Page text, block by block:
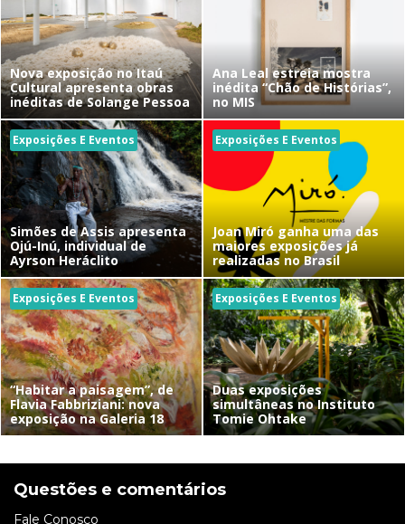
Nova exposição no Itaú
Cultural apresenta obras
inéditas de Solange Pessoa
Ana Leal estreia mostra
inédita “Chão de Histórias”,
no MIS
Exposições E Eventos
Simões de Assis apresenta
Ojú-Inú, individual de
Ayrson Heráclito
Exposições E Eventos
Joan Miró ganha uma das
maiores exposições já
realizadas no Brasil
Exposições E Eventos
“Habitar a paisagem”, de
Flavia Fabbriziani: nova
exposição na Galeria 18
Exposições E Eventos
Duas exposições
simultâneas no Instituto
Tomie Ohtake
Questões e comentários
Fale Conosco